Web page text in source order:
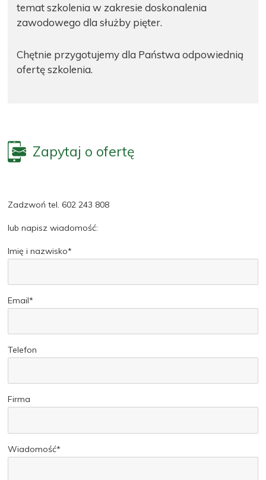
temat szkolenia w zakresie doskonalenia
zawodowego dla służby pięter.
Chętnie przygotujemy dla Państwa odpowiednią
ofertę szkolenia.
Zapytaj o ofertę
Zadzwoń tel. 602 243 808
lub napisz wiadomość:
Imię i nazwisko*
Email*
Telefon
Firma
Wiadomość*